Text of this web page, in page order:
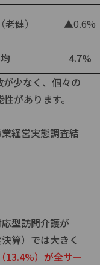
健）
▲0.6%
4.7%
少なく、個々の
があります。
経営実態調査結
型訪問介護が
算）では大きく
13.4%）が全サー